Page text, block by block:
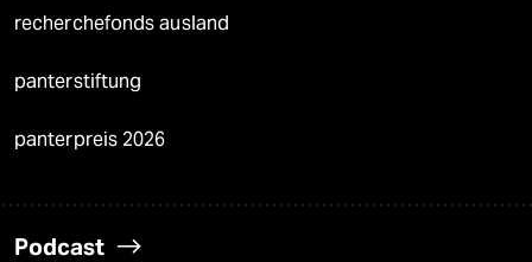
recherchefonds ausland
panterstiftung
panterpreis 2026
Podcast